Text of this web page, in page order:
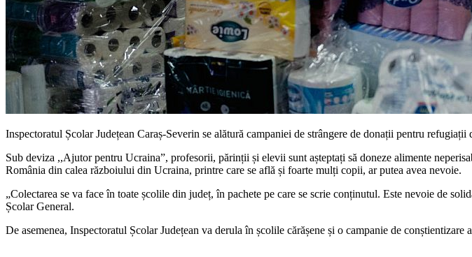
Inspectoratul Școlar Județean Caraș-Severin se alătură campaniei de strângere de donații pentru refugiații
Sub deviza ,,Ajutor pentru Ucraina”, profesorii, părinții și elevii sunt așteptați să doneze alimente
România din calea războiului din Ucraina, printre care se află și foarte mulți copii, ar putea avea nevoie.
„Colectarea se va face în toate școlile din județ, în pachete pe care se scrie conținutul. Este nevoie de
Școlar General.
De asemenea, Inspectoratul Școlar Județean va derula în școlile cărășene și o campanie de